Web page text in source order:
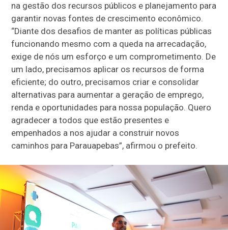
na gestão dos recursos públicos e planejamento para
garantir novas fontes de crescimento econômico.
“Diante dos desafios de manter as políticas públicas
funcionando mesmo com a queda na arrecadação,
exige de nós um esforço e um comprometimento. De
um lado, precisamos aplicar os recursos de forma
eficiente; do outro, precisamos criar e consolidar
alternativas para aumentar a geração de emprego,
renda e oportunidades para nossa população. Quero
agradecer a todos que estão presentes e
empenhados a nos ajudar a construir novos
caminhos para Parauapebas”, afirmou o prefeito.